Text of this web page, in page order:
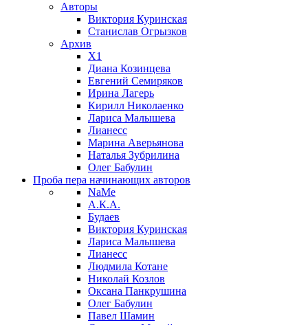
Авторы
Виктория Куринская
Станислав Огрызков
Архив
X1
Диана Козинцева
Евгений Семиряков
Ирина Лагерь
Кирилл Николаенко
Лариса Малышева
Лианесс
Марина Аверьянова
Наталья Зубрилина
Олег Бабулин
Проба пера начинающих авторов
NaMe
А.К.А.
Будаев
Виктория Куринская
Лариса Малышева
Лианесс
Людмила Котане
Николай Козлов
Оксана Панкрушина
Олег Бабулин
Павел Шамин